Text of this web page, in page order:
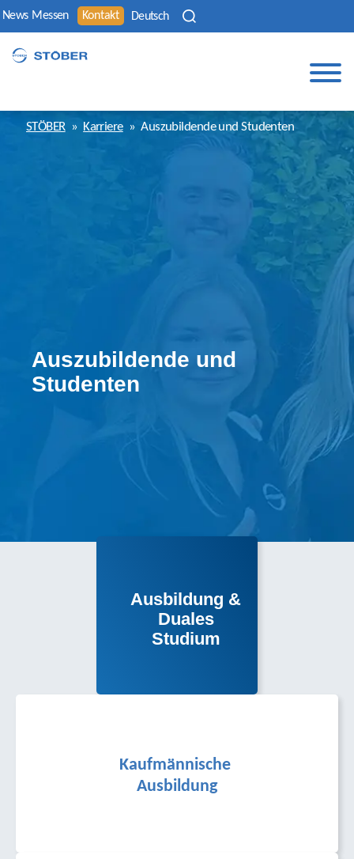
News Messen Kontakt Deutsch
STÖBER » Karriere » Auszubildende und Studenten
Auszubildende und
Studenten
Ausbildung &
Duales
Studium
Kauf­männische
Ausbildung